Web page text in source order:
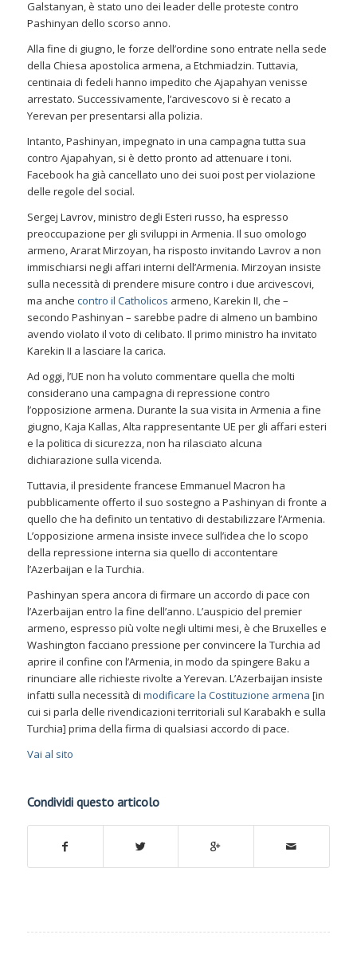
Galstanyan, è stato uno dei leader delle proteste contro
Pashinyan dello scorso anno.
Alla fine di giugno, le forze dell’ordine sono entrate nella sede
della Chiesa apostolica armena, a Etchmiadzin. Tuttavia,
centinaia di fedeli hanno impedito che Ajapahyan venisse
arrestato. Successivamente, l’arcivescovo si è recato a
Yerevan per presentarsi alla polizia.
Intanto, Pashinyan, impegnato in una campagna tutta sua
contro Ajapahyan, si è detto pronto ad attenuare i toni.
Facebook ha già cancellato uno dei suoi post per violazione
delle regole del social.
Sergej Lavrov, ministro degli Esteri russo, ha espresso
preoccupazione per gli sviluppi in Armenia. Il suo omologo
armeno, Ararat Mirzoyan, ha risposto invitando Lavrov a non
immischiarsi negli affari interni dell’Armenia. Mirzoyan insiste
sulla necessità di prendere misure contro i due arcivescovi,
ma anche contro il Catholicos armeno, Karekin II, che –
secondo Pashinyan – sarebbe padre di almeno un bambino
avendo violato il voto di celibato. Il primo ministro ha invitato
Karekin II a lasciare la carica.
Ad oggi, l’UE non ha voluto commentare quella che molti
considerano una campagna di repressione contro
l’opposizione armena. Durante la sua visita in Armenia a fine
giugno, Kaja Kallas, Alta rappresentante UE per gli affari esteri
e la politica di sicurezza, non ha rilasciato alcuna
dichiarazione sulla vicenda.
Tuttavia, il presidente francese Emmanuel Macron ha
pubblicamente offerto il suo sostegno a Pashinyan di fronte a
quello che ha definito un tentativo di destabilizzare l’Armenia.
L’opposizione armena insiste invece sull’idea che lo scopo
della repressione interna sia quello di accontentare
l’Azerbaijan e la Turchia.
Pashinyan spera ancora di firmare un accordo di pace con
l’Azerbaijan entro la fine dell’anno. L’auspicio del premier
armeno, espresso più volte negli ultimi mesi, è che Bruxelles e
Washington facciano pressione per convincere la Turchia ad
aprire il confine con l’Armenia, in modo da spingere Baku a
rinunciare alle richieste rivolte a Yerevan. L’Azerbaijan insiste
infatti sulla necessità di modificare la Costituzione armena [in
cui si parla delle rivendicazioni territoriali sul Karabakh e sulla
Turchia] prima della firma di qualsiasi accordo di pace.
Vai al sito
Condividi questo articolo